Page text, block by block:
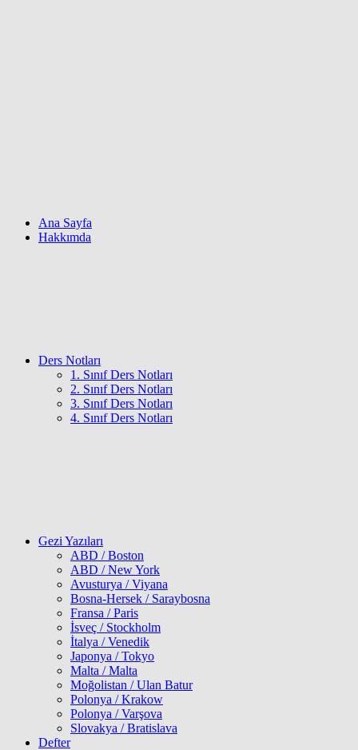
Ana Sayfa
Hakkımda
Ders Notları
1. Sınıf Ders Notları
2. Sınıf Ders Notları
3. Sınıf Ders Notları
4. Sınıf Ders Notları
Gezi Yazıları
ABD / Boston
ABD / New York
Avusturya / Viyana
Bosna-Hersek / Saraybosna
Fransa / Paris
İsveç / Stockholm
İtalya / Venedik
Japonya / Tokyo
Malta / Malta
Moğolistan / Ulan Batur
Polonya / Krakow
Polonya / Varşova
Slovakya / Bratislava
Defter